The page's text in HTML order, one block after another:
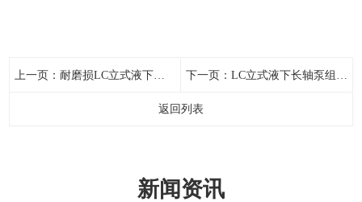
上一页： 耐磨损LC立式液下长轴泵组件 下一页： LC立式液下长轴泵组件-不锈钢叶轮
返回列表
新闻资讯